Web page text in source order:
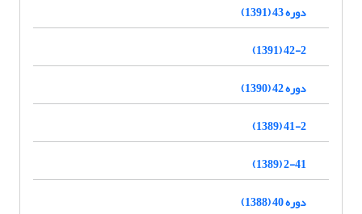
دوره 43 (1391)
42-2 (1391)
دوره 42 (1390)
41-2 (1389)
2-41 (1389)
دوره 40 (1388)